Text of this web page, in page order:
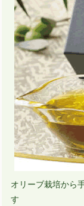
オリーブ栽培から
す